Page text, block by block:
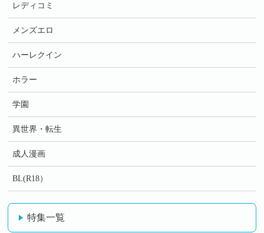
レディコミ
メンズエロ
ハーレクイン
ホラー
学園
異世界・転生
成人漫画
BL(R18）
特集一覧